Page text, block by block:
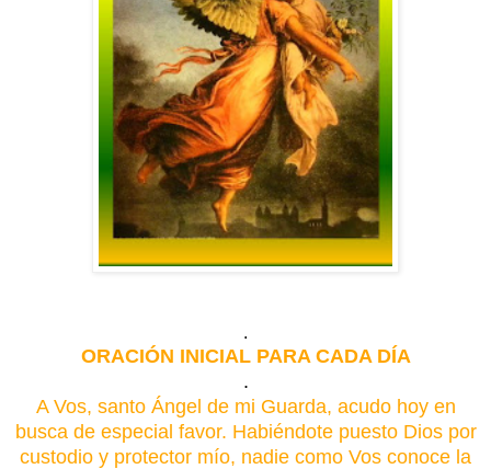
.
ORACIÓN INICIAL PARA CADA DÍA
.
A Vos, santo Ángel de mi Guarda, acudo hoy en
busca de especial favor. Habiéndote puesto Dios por
custodio y protector mío, nadie como Vos conoce la